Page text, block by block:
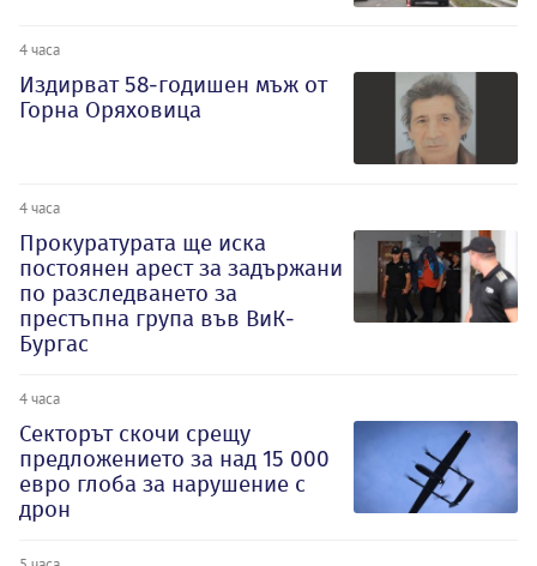
4 часа
Издирват 58-годишен мъж от
Горна Оряховица
4 часа
Прокуратурата ще иска
постоянен арест за задържани
по разследването за
престъпна група във ВиК-
Бургас
4 часа
Секторът скочи срещу
предложението за над 15 000
евро глоба за нарушение с
дрон